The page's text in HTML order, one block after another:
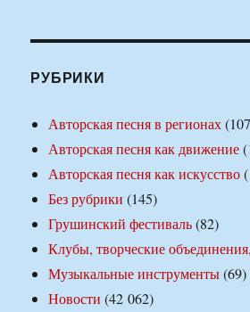
РУБРИКИ
Авторская песня в регионах
Авторская песня как движение
Авторская песня как искусство
Без рубрики (145)
Грушинский фестиваль(82)
Клубы, творческие
Музыкальные инструменты(69)
Новости (42 062)